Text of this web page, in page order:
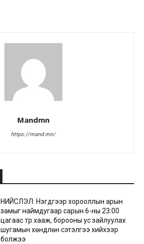
Mandmn
https://mand.mn/
НИЙСЛЭЛ: Нэгдүгээр хорооллын арын
замыг наймдугаар сарын 6-ны 23:00
цагаас түр хааж, борооны ус зайлуулах
шугамын хөндлөн сэтэлгээ хийхээр
болжээ